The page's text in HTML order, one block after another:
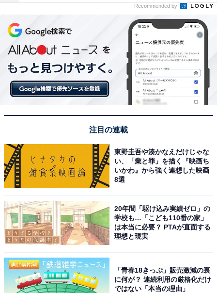
Recommended by
注目の連載
東野圭吾や湊かなえだけじゃな
い、「業と罪」を描く『映画ち
いかわ』から強く連想した映画
8選
20年間「駆け込み実績ゼロ」の
学校も…「こども110番の家」
は本当に必要？ PTAが直面する
理想と現実
「青春18きっぷ」販売激減の裏
に何が？ 連続利用の厳格化だけ
ではない「本当の理由」